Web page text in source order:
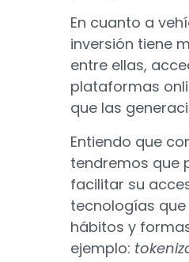
En cuanto a
inversión tiene
entre ellas,
plataformas
que las
Entiendo que
tendremos que
facilitar su
tecnologías
hábitos y
ejemplo: